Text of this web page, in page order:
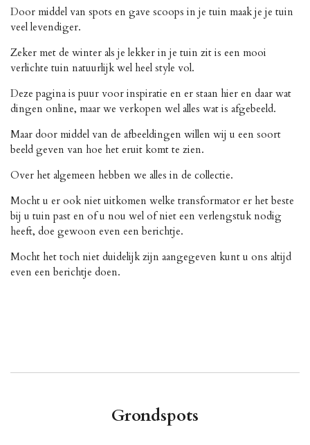
Door middel van spots en gave scoops in je tuin maak je je tuin
veel levendiger.
Zeker met de winter als je lekker in je tuin zit is een mooi
verlichte tuin natuurlijk wel heel style vol.
Deze pagina is puur voor inspiratie en er staan hier en daar wat
dingen online, maar we verkopen wel alles wat is afgebeeld.
Maar door middel van de afbeeldingen willen wij u een soort
beeld geven van hoe het eruit komt te zien.
Over het algemeen hebben we alles in de collectie.
Mocht u er ook niet uitkomen welke transformator er het beste
bij u tuin past en of u nou wel of niet een verlengstuk nodig
heeft, doe gewoon even een berichtje.
Mocht het toch niet duidelijk zijn aangegeven kunt u ons altijd
even een berichtje doen.
Grondspots